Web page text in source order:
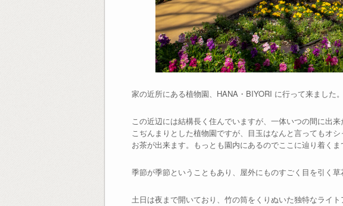
家の近所にある植物園、HANA・BIYORI に行って来ました。
この近辺には結構長く住んでいますが、一体いつの間に出来
こぢんまりとした植物園ですが、目玉はなんと言ってもオ
お茶が出来ます。もっとも園内にあるのでここに辿り着く
季節が季節ということもあり、屋外にものすごく目を引く
土日は夜まで開いており、竹の筒をくりぬいた独特なライ